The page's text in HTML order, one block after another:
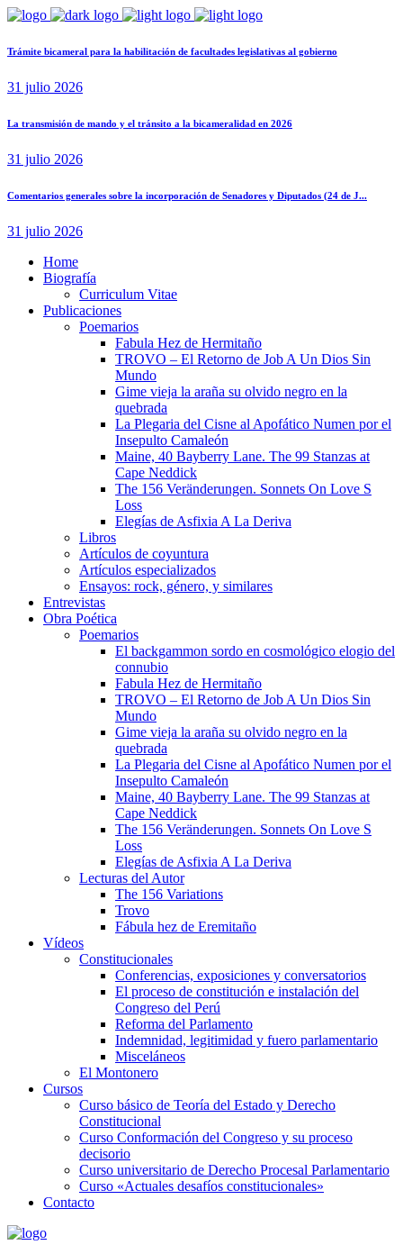
Trámite bicameral para la habilitación de facultades legislativas al gobierno
31 julio 2026
La transmisión de mando y el tránsito a la bicameralidad en 2026
31 julio 2026
Comentarios generales sobre la incorporación de Senadores y Diputados (24 de J...
31 julio 2026
Home
Biografía
Curriculum Vitae​
Publicaciones
Poemarios
Fabula Hez de Hermitaño
TROVO – El Retorno de Job A Un Dios Sin
Mundo
Gime vieja la araña su olvido negro en la
quebrada
La Plegaria del Cisne al Apofático Numen por el
Insepulto Camaleón
Maine, 40 Bayberry Lane. The 99 Stanzas at
Cape Neddick
The 156 Veränderungen. Sonnets On Love S
Loss
Elegías de Asfixia A La Deriva
Libros
Artículos de coyuntura
Artículos especializados
Ensayos: rock, género, y similares
Entrevistas
Obra Poética
Poemarios
El backgammon sordo en cosmológico elogio del
connubio
Fabula Hez de Hermitaño
TROVO – El Retorno de Job A Un Dios Sin
Mundo
Gime vieja la araña su olvido negro en la
quebrada
La Plegaria del Cisne al Apofático Numen por el
Insepulto Camaleón
Maine, 40 Bayberry Lane. The 99 Stanzas at
Cape Neddick
The 156 Veränderungen. Sonnets On Love S
Loss
Elegías de Asfixia A La Deriva
Lecturas del Autor
The 156 Variations
Trovo
Fábula hez de Eremitaño
Vídeos
Constitucionales
Conferencias, exposiciones y conversatorios
El proceso de constitución e instalación del
Congreso del Perú
Reforma del Parlamento
Indemnidad, legitimidad y fuero parlamentario
Misceláneos
El Montonero
Cursos
Curso básico de Teoría del Estado y Derecho
Constitucional
Curso Conformación del Congreso y su proceso
decisorio
Curso universitario de Derecho Procesal Parlamentario
Curso «Actuales desafíos constitucionales»
Contacto